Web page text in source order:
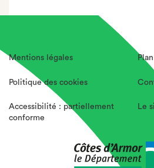
Mentions légales
Politique des cookies
Accessibilité : partiellement
conforme
Le